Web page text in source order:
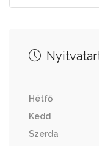
Hétfő
Kedd
Szerda